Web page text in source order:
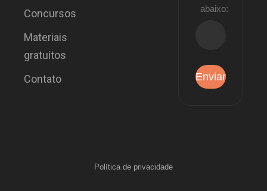
Concursos
Materiais
gratuitos
Contato
abaixo:
Política de privacidade